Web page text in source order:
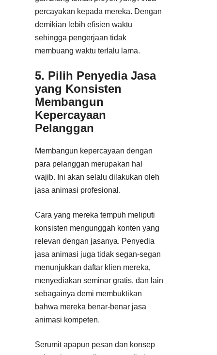
percayakan kepada mereka. Dengan
demikian lebih efisien waktu
sehingga pengerjaan tidak
membuang waktu terlalu lama.
5. Pilih Penyedia Jasa
yang Konsisten
Membangun
Kepercayaan
Pelanggan
Membangun kepercayaan dengan
para pelanggan merupakan hal
wajib. Ini akan selalu dilakukan oleh
jasa animasi profesional.
Cara yang mereka tempuh meliputi
konsisten mengunggah konten yang
relevan dengan jasanya. Penyedia
jasa animasi juga tidak segan-segan
menunjukkan daftar klien mereka,
menyediakan seminar gratis, dan lain
sebagainya demi membuktikan
bahwa mereka benar-benar jasa
animasi kompeten.
Serumit apapun pesan dan konsep